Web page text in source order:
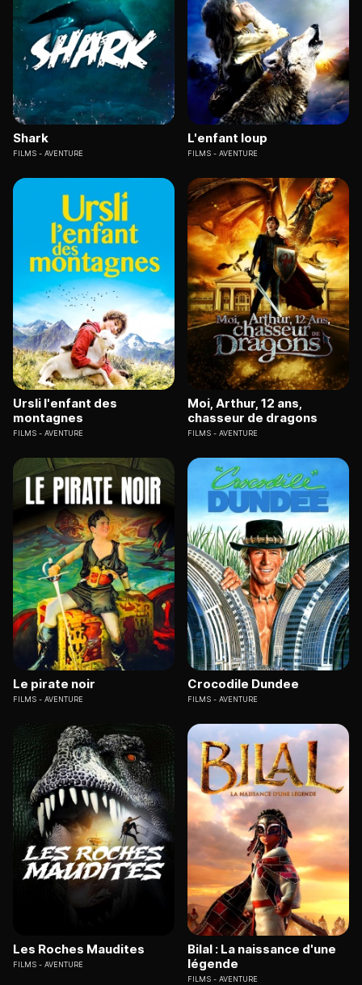
Shark
FILMS AVENTURE
L'enfant loup
FILMS AVENTURE
Ursli l'enfant des
montagnes
FILMS AVENTURE
Moi, Arthur, 12 ans,
chasseur de dragons
FILMS AVENTURE
Le pirate noir
FILMS AVENTURE
Crocodile Dundee
FILMS AVENTURE
Les Roches Maudites
FILMS AVENTURE
Bilal : La naissance d'une
légende
FILMS AVENTURE